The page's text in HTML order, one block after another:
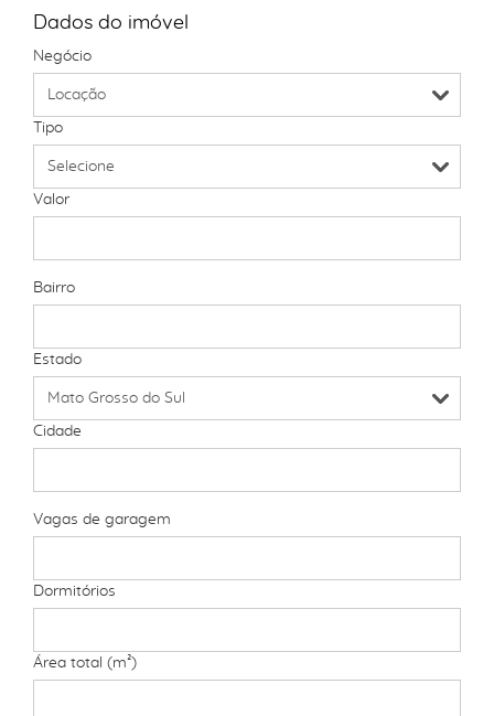
Dados do imóvel
Negócio
Tipo
Valor
Bairro
Estado
Cidade
Vagas de garagem
Dormitórios
Área total (m²)